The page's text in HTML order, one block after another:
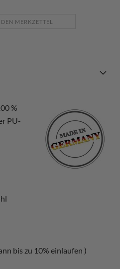
MERKZETTEL
%
PU-
bis zu 10% einlaufen )